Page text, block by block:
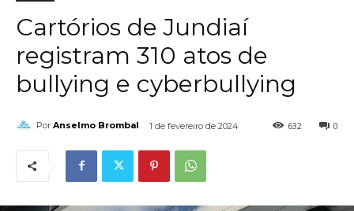
Cartórios de Jundiaí
registram 310 atos de
bullying e cyberbullying
Por Anselmo Brombal 1 de fevereiro de 2024 0
632